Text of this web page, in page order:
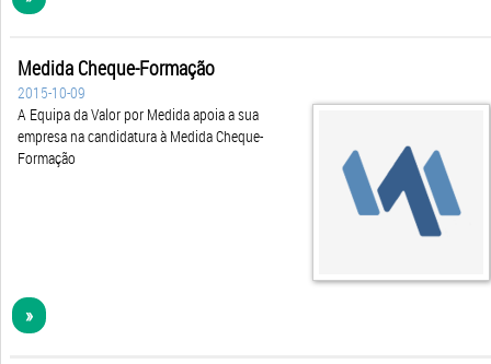
Medida Cheque-Formação
2015-10-09
A Equipa da Valor por Medida apoia a sua
empresa na candidatura à Medida Cheque-
Formação
»